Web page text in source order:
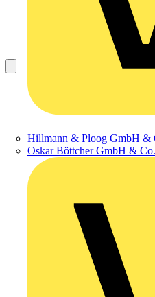
Hillmann & Ploog GmbH &
Oskar Böttcher GmbH &